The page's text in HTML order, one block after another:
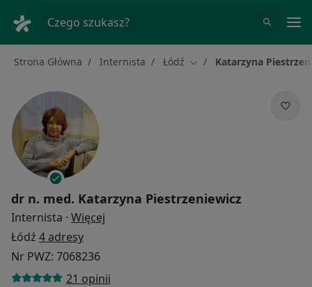
Czego szukasz?
Strona Główna Internista Łódź Zmień miasto
Katarzyna
dr n. med. Katarzyna Piestrzeniewicz
Internista · Więcej
Łódź 4 adresy
Nr PWZ: 7068236
21 opinii